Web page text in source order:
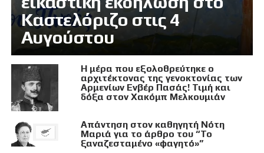
Καστελόριζο στις 4
Αυγούστου
Η μέρα που εξολοθρεύτηκε ο
αρχιτέκτονας της γενοκτονίας των
Αρμενίων Ενβέρ Πασάς! Τιμή και
δόξα στον Χακόμπ Μελκουμιάν
Απάντηση στον καθηγητή Νότη
Μαριά για το άρθρο του “Το
ξαναζεσταμένο «φαγητό»”